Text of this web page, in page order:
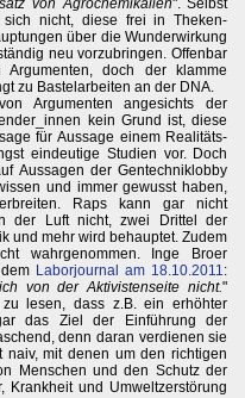
von Agrochemikalien". Selbst
sich nicht, diese frei in Theken-
über die Wunderwirkung
neu vorzubringen. Offenbar
doch der klamme
zu Bastelarbeiten an der DNA.
Argumenten angesichts der
kein Grund ist, diese
für Aussage einem Realitäts-
eindeutige Studien vor. Doch
Aussagen der Gentechniklobby
und immer gewusst haben,
Raps kann gar nicht
der Luft nicht, zwei Drittel der
und mehr wird behauptet. Zudem
wahrgenommen. Inge Broer
Laborjournal am 18.10.2011:
von der Aktivistenseite nicht."
lesen, dass z.B. ein erhöhter
das Ziel der Einführung der
denn daran verdienen sie
mit denen um den richtigen
Menschen und den Schutz der
und Umweltzerstörung